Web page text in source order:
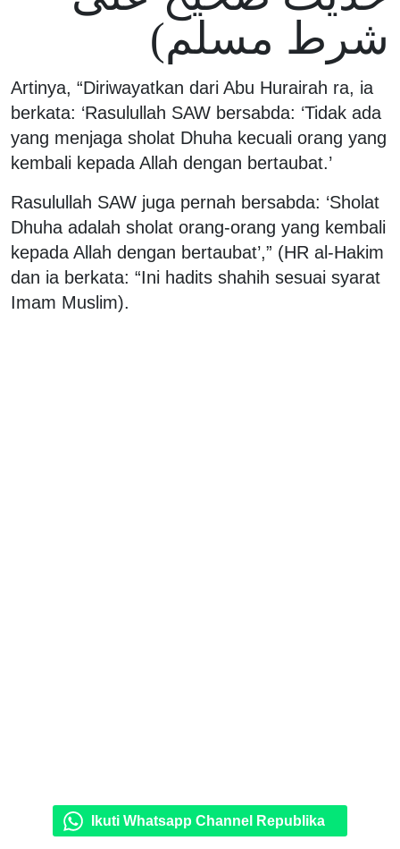
شرط مسلم)
Artinya, “Diriwayatkan dari Abu Hurairah ra, ia
berkata: ‘Rasulullah SAW bersabda: ‘Tidak ada
yang menjaga sholat Dhuha kecuali orang yang
kembali kepada Allah dengan bertaubat.’
Rasulullah SAW juga pernah bersabda: ‘Sholat
Dhuha adalah sholat orang-orang yang kembali
kepada Allah dengan bertaubat’,” (HR al-Hakim
dan ia berkata: “Ini hadits shahih sesuai syarat
Imam Muslim).
Ikuti Whatsapp Channel Republika